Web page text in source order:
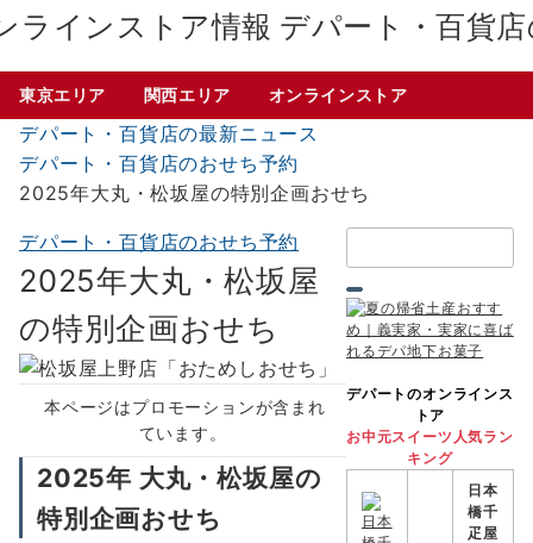
デパート・百貨
東京エリア 関西エリア オンラインストア
デパート・百貨店の最新ニュース
デパート・百貨店のおせち予約
2025年大丸・松坂屋の特別企画おせち
デパート・百貨店のおせち予約
2025年大丸・松坂屋
の特別企画おせち
本ページはプロモーションが含まれ
ています。
2025年 大丸・松坂屋の
特別企画おせち
索：
デパートのオンラインス
トア
お中元スイーツ人気ラン
キング
日本
橋千
疋屋